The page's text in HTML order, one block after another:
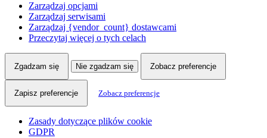
Zarządzaj opcjami
Zarządzaj serwisami
Zarządzaj {vendor_count} dostawcami
Przeczytaj więcej o tych celach
Zgadzam się Nie zgadzam się Zobacz preferencje
Zapisz preferencje Zobacz preferencje
Zasady dotyczące plików cookie
GDPR